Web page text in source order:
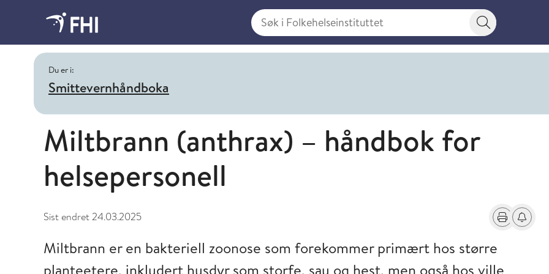
Søk i Folkehelseinstituttet
Søkeknapp
Du er i:
Smittevernhåndboka
Miltbrann (anthrax) – håndbok for
helsepersonell
Sist endret24.03.2025 Skriv ut
Få
Miltbrann er en bakteriell zoonose som forekommer primært hos større
planteetere, inkludert husdyr som storfe, sau og hest, men også hos ville